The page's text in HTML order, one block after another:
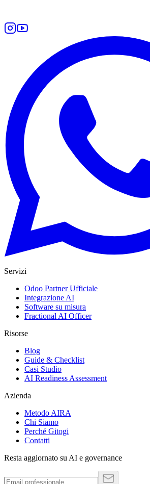
Servizi
Odoo Partner Ufficiale
Integrazione AI
Software su misura
Fractional AI Officer
Risorse
Blog
Guide & Checklist
Casi Studio
AI Readiness Assessment
Azienda
Metodo AIRA
Chi Siamo
Perché Gitogi
Contatti
Resta aggiornato su AI e governance